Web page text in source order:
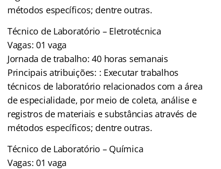
métodos específicos; dentre outras.
Técnico de Laboratório – Eletrotécnica
Vagas: 01 vaga
Jornada de trabalho: 40 horas semanais
Principais atribuições: : Executar trabalhos
técnicos de laboratório relacionados com a área
de especialidade, por meio de coleta, análise e
registros de materiais e substâncias através de
métodos específicos; dentre outras.
Técnico de Laboratório – Química
Vagas: 01 vaga